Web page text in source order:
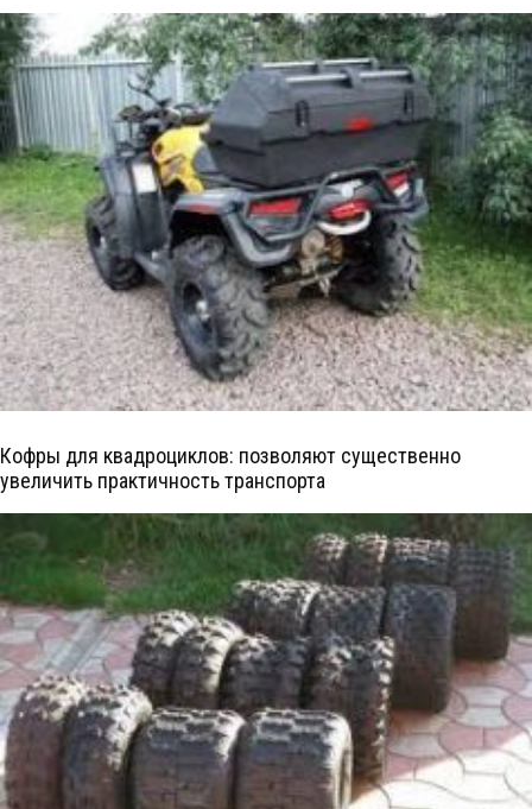
Кофры для квадроциклов: позволяют существенно
увеличить практичность транспорта